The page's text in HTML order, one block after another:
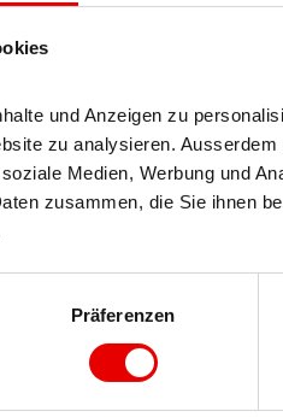
und Anzeigen zu
zu analysieren.
Medien, Werbung und
zusammen, die Sie ihnen
Präferenzen